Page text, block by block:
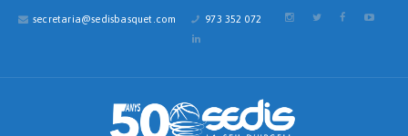
secretaria@sedisbasquet.com 973 352 072